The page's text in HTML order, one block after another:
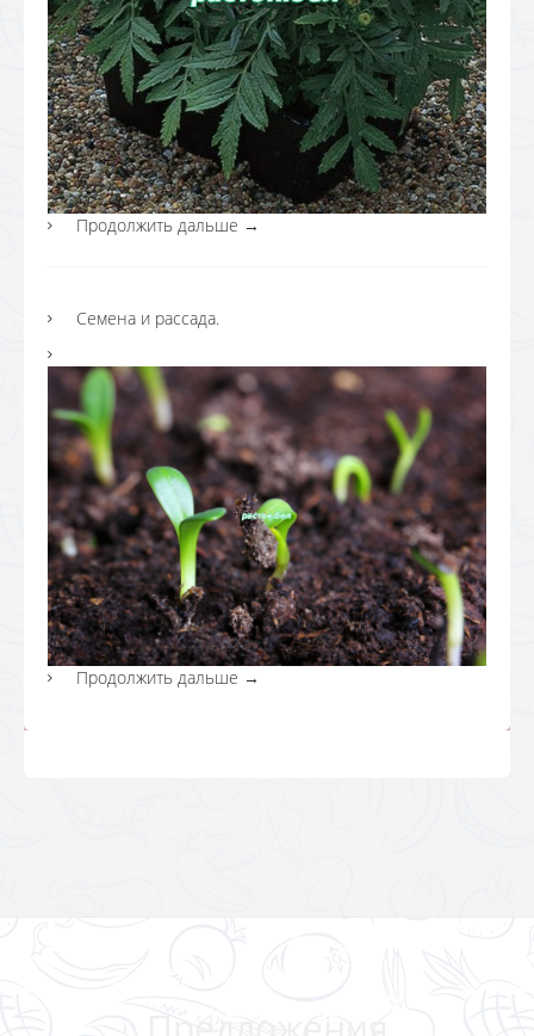
Продолжить дальше →
Семена и рассада.
Продолжить дальше →